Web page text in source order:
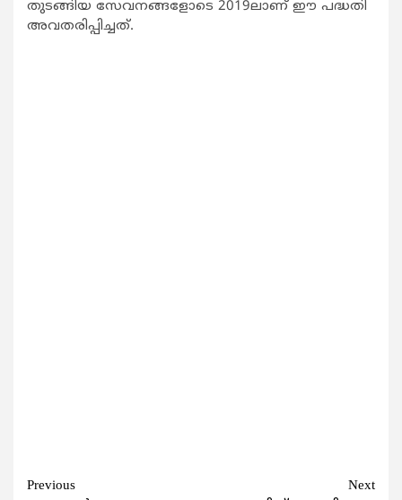
തുടങ്ങിയ സേവനങ്ങളോടെ 2019ലാണ് ഈ പദ്ധതി
അവതരിപ്പിച്ചത്.
Continue
Previous
Next